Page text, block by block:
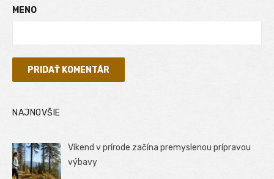
MENO
NAJNOVŠIE
Víkend v prírode začína premyslenou prípravou
výbavy